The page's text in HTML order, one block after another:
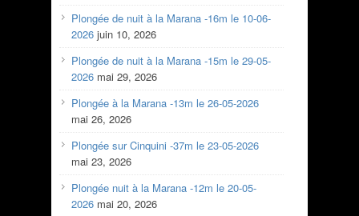
Plongée de nuit à la Marana -16m le 10-06-
2026 juin 10, 2026
Plongée de nuit à la Marana -15m le 29-05-
2026 mai 29, 2026
Plongée à la Marana -13m le 26-05-2026
mai 26, 2026
Plongée sur Cinquini -37m le 23-05-2026
mai 23, 2026
Plongée nuit à la Marana -12m le 20-05-
2026 mai 20, 2026